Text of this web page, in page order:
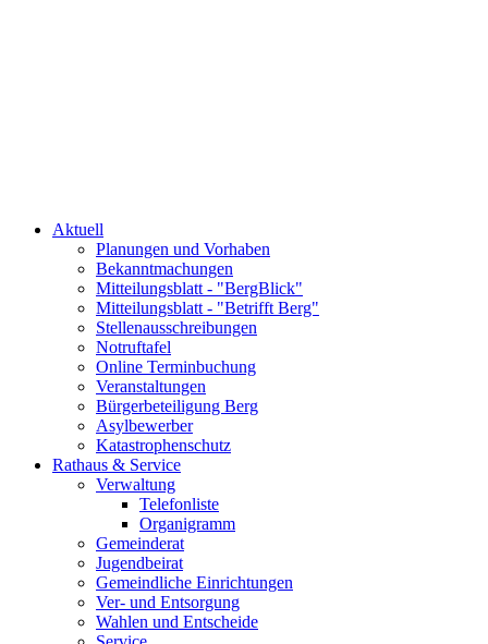
Aktuell
Planungen und Vorhaben
Bekanntmachungen
Mitteilungsblatt - "BergBlick"
Mitteilungsblatt - "Betrifft Berg"
Stellenausschreibungen
Notruftafel
Online Terminbuchung
Veranstaltungen
Bürgerbeteiligung Berg
Asylbewerber
Katastrophenschutz
Rathaus & Service
Verwaltung
Telefonliste
Organigramm
Gemeinderat
Jugendbeirat
Gemeindliche Einrichtungen
Ver- und Entsorgung
Wahlen und Entscheide